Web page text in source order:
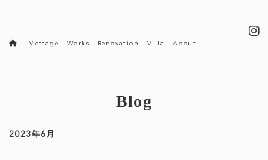
Message Works Renovation Villa About
Blog
2023年6月